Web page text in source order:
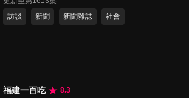
訪談
新聞 新聞雜誌 社會
福建一百吃
8.3